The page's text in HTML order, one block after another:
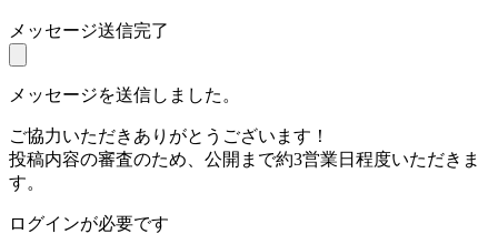
メッセージ送信完了
メッセージを送信しました。
ご協力いただきありがとうございます！
投稿内容の審査のため、公開まで約3営業日程度いただきま
す。
ログインが必要です